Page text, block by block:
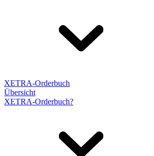
XETRA-Orderbuch
Übersicht
XETRA-Orderbuch?